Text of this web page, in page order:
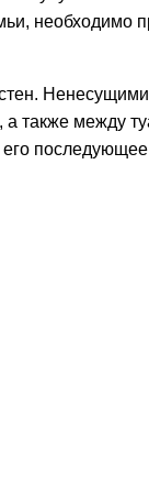
необходимо
Ненесущими
также между
его последующее